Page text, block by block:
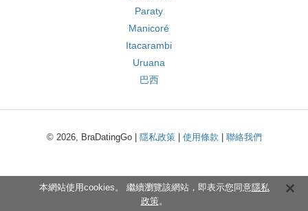
Paraty
Manicoré
Itacarambi
Uruana
巴西
© 2026, BraDatingGo | 隱私政策| 使用條款 聯絡我們
本網站使用cookies。 繼續瀏覽該網站，即表示您同意隱私
政策。